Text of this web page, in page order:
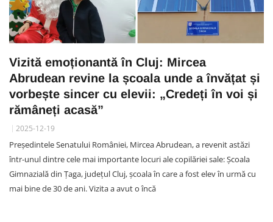
Vizită emoționantă în Cluj: Mircea
Abrudean revine la școala unde a învățat și
vorbește sincer cu elevii: „Credeți în voi și
rămâneți acasă”
2025-12-19
Președintele Senatului României, Mircea Abrudean, a revenit astăzi
într-unul dintre cele mai importante locuri ale copilăriei sale: Școala
Gimnazială din Țaga, județul Cluj, școala în care a fost elev în urmă cu
mai bine de 30 de ani. Vizita a avut o încă